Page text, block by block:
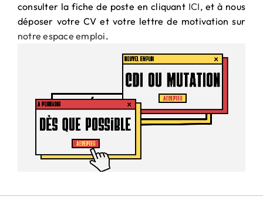
consulter la fiche de poste en cliquant ICI, et à nous
déposer votre CV et votre lettre de motivation sur
notre espace emploi.